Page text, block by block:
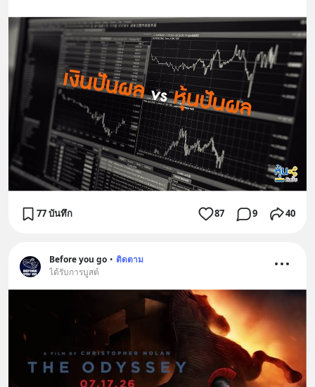
77 บันทึก 87 9 40
Before you go • ติดตาม
ได้รับการบูสต์